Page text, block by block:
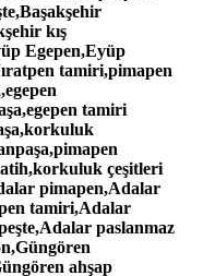
kış
Egepen,Eyüp
tamiri,pimapen
tamiri
çeşitleri
pimapen,Adalar
tamiri,Adalar
paslanmaz
ahşap